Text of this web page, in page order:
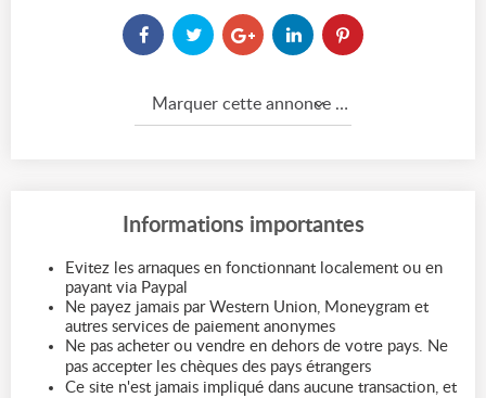
Marquer cette annonce comme...
Informations importantes
Evitez les arnaques en fonctionnant localement ou en
payant via Paypal
Ne payez jamais par Western Union, Moneygram et
autres services de paiement anonymes
Ne pas acheter ou vendre en dehors de votre pays. Ne
pas accepter les chèques des pays étrangers
Ce site n'est jamais impliqué dans aucune transaction, et